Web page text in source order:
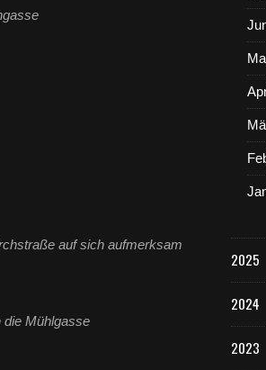
auf sich aufmerksam
die Mühlgasse
2025
2024
2023